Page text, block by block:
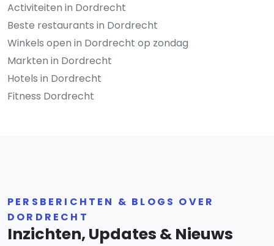
Activiteiten in Dordrecht
Beste restaurants in Dordrecht
Winkels open in Dordrecht op zondag
Markten in Dordrecht
Hotels in Dordrecht
Fitness Dordrecht
PERSBERICHTEN & BLOGS OVER
DORDRECHT
Inzichten, Updates & Nieuws